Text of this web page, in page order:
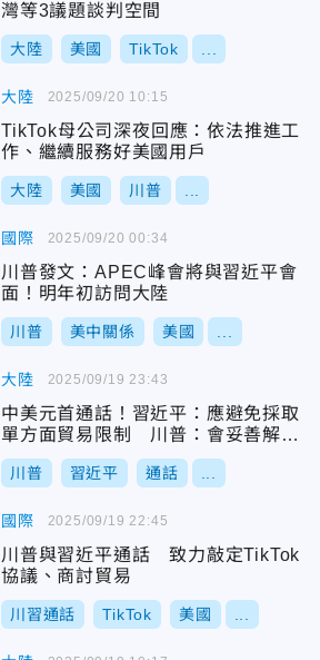
灣等3議題談判空間
大陸 美國 TikTok
大陸
TikTok母公司深夜回應：依法推進工
作、繼續服務好美國用戶
大陸 美國 川普
2025/09/20 10:15
國際
川普發文：APEC峰會將與習近平會
面！明年初訪問大陸
川普 美中關係 美國
2025/09/20 00:34
大陸
中美元首通話！習近平：應避免採取
單方面貿易限制 川普：會妥善解決
TikTok
川普 習近平 通話
2025/09/19 23:43
國際
川普與習近平通話 致力敲定TikTok
協議、商討貿易
川習通話 TikTok 美國
2025/09/19 22:45